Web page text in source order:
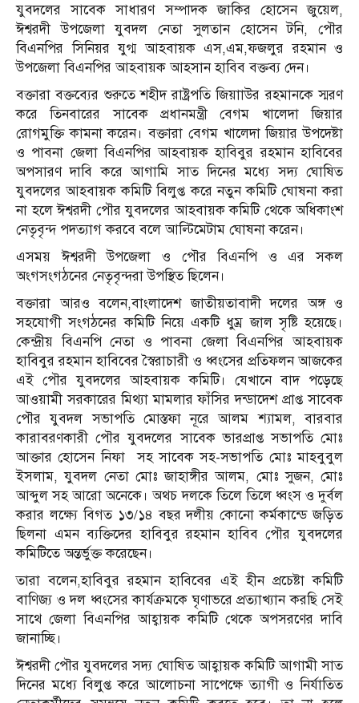
যুবদলের সাবেক সাধারণ সম্পাদক জাকির হোসেন জুয়েল,
ঈশ্বরদী উপজেলা যুবদল নেতা সুলতান হোসেন টনি, পৌর
বিএনপির সিনিয়র যুগ্ম আহবায়ক এস,এম,ফজলুর রহমান ও
উপজেলা বিএনপির আহবায়ক আহসান হাবিব বক্তব্য দেন।
বক্তারা বক্তব্যের শুরুতে শহীদ রাষ্ট্রপতি জিয়াাউর রহমানকে স্মরণ
করে তিনবারের সাবেক প্রধানমন্ত্রী বেগম খালেদা জিয়ার
রোগমুক্তি কামনা করেন। বক্তারা বেগম খালেদা জিয়ার উপদেষ্টা
ও পাবনা জেলা বিএনপির আহবায়ক হাবিবুর রহমান হাবিবের
অপসারণ দাবি করে আগামি সাত দিনের মধ্যে সদ্য ঘোষিত
যুবদলের আহবায়ক কমিটি বিলুপ্ত করে নতুন কমিটি ঘোষনা করা
না হলে ঈশ্বরদী পৌর যুবদলের আহবায়ক কমিটি থেকে অধিকাংশ
নেতৃবৃন্দ পদত্যাগ করবে বলে আল্টিমেটাম ঘোষনা করেন।
এসময় ঈশ্বরদী উপজেলা ও পৌর বিএনপি ও এর সকল
অংগসংগঠনের নেতৃবৃন্দরা উপস্থিত ছিলেন।
বক্তারা আরও বলেন,বাংলাদেশ জাতীয়তাবাদী দলের অঙ্গ ও
সহযোগী সংগঠনের কমিটি নিয়ে একটি ধুম্র জাল সৃষ্টি হয়েছে।
কেন্দ্রীয় বিএনপি নেতা ও পাবনা জেলা বিএনপির আহবায়ক
হাবিবুর রহমান হাবিবের স্বৈরাচারী ও ধ্বংসের প্রতিফলন আজকের
এই পৌর যুবদলের আহবায়ক কমিটি। যেখানে বাদ পড়েছে
আওয়ামী সরকারের মিথ্যা মামলার ফাঁসির দন্ডাদেশ প্রাপ্ত সাবেক
পৌর যুবদল সভাপতি মোস্তফা নূরে আলম শ্যামল, বারবার
কারাবরণকারী পৌর যুবদলের সাবেক ভারপ্রাপ্ত সভাপতি মোঃ
আক্তার হোসেন নিফা সহ সাবেক সহ-সভাপতি মোঃ মাহবুবুল
ইসলাম, যুবদল নেতা মোঃ জাহাঙ্গীর আলম, মোঃ সুজন, মোঃ
আব্দুল সহ আরো অনেকে। অথচ দলকে তিলে তিলে ধ্বংস ও দুর্বল
করার লক্ষ্যে বিগত ১৩/১৪ বছর দলীয় কোনো কর্মকান্ডে জড়িত
ছিলনা এমন ব্যক্তিদের হাবিবুর রহমান হাবিব পৌর যুবদলের
কমিটিতে অন্তর্ভুক্ত করেছেন।
তারা বলেন,হাবিবুর রহমান হাবিবের এই হীন প্রচেষ্টা কমিটি
বাণিজ্য ও দল ধ্বংসের কার্যক্রমকে ঘৃণাভরে প্রত্যাখ্যান করছি সেই
সাথে জেলা বিএনপির আহ্বায়ক কমিটি থেকে অপসরণের দাবি
জানাচ্ছি।
ঈশ্বরদী পৌর যুবদলের সদ্য ঘোষিত আহ্বায়ক কমিটি আগামী সাত
দিনের মধ্যে বিলুপ্ত করে আলোচনা সাপেক্ষে ত্যাগী ও নির্যাতিত